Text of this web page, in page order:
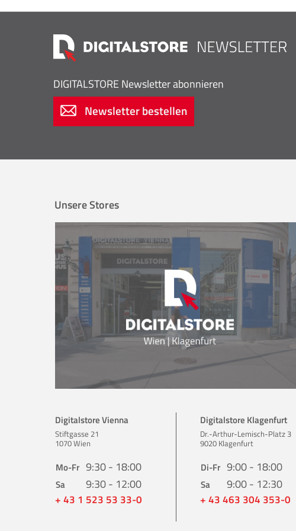
DIGITALSTORE Newsletter abonnieren
Newsletter bestellen
Unsere Stores
Digitalstore Vienna
Stiftgasse 21
1070 Wien
Mo-Fr 9:30 - 18:00
Sa 9:30 - 12:00
+ 43 1 523 53 33-0
Digitalstore Klagenfurt
Dr.-Arthur-Lemisch-Platz 3
9020 Klagenfurt
Di-Fr 9:00 - 18:00
Sa 9:00 - 12:30
+ 43 463 304 353-0